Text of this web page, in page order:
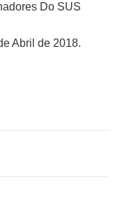
Do SUS
Abril de 2018.